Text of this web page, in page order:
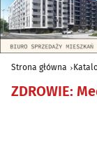
Strona główna
ZDROWIE: